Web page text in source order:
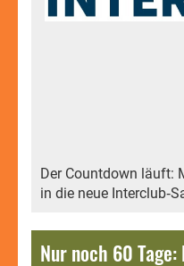
Der Countdown läuft:
in die neue